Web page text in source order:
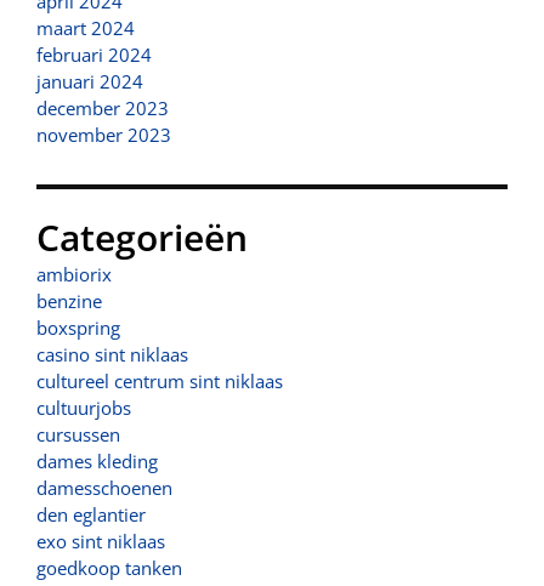
maart 2024
februari 2024
januari 2024
december 2023
november 2023
Categorieën
ambiorix
benzine
boxspring
casino sint niklaas
cultureel centrum sint niklaas
cultuurjobs
cursussen
dames kleding
damesschoenen
den eglantier
exo sint niklaas
goedkoop tanken